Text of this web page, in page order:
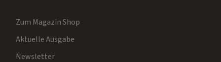
Zum Magazin Shop
Aktuelle Ausgabe
Newsletter